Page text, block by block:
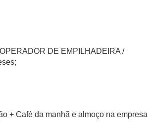
DE EMPILHADEIRA /
+ Café da manhã e almoço na empresa